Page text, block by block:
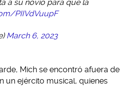
a su novio para que la
PIIVdVuupF
March 6, 2023
Mich se encontró afuera de
un ejército musical, quienes